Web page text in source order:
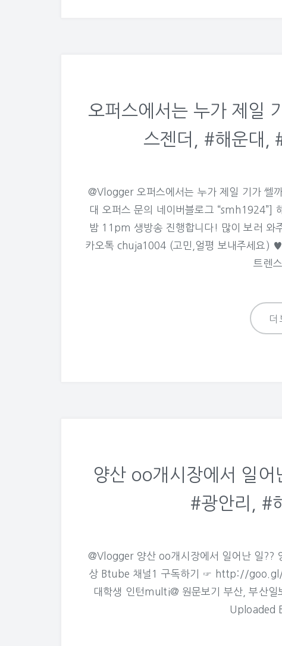
오퍼스에서는 누가 제일
스젠더, #해운대,
@Vlogger 오퍼스에서는 누가 제일 기가 쎌
대 오퍼스 문의 네이버블로그 “smh1924”]
밤 11pm 생방송 진행합니다! 많이 보러
카오톡 chuja1004 (고민,얼평 보내주세요)
트렌
더
양산 oo개시장에서 일어
#광안리, #
@Vlogger 양산 oo개시장에서 일어난 일??
상 Btube 채널1 구독하기 ☞ http://goo.gl/
대학생 인턴multi@ 원문보기 부산, 부산
Uploaded